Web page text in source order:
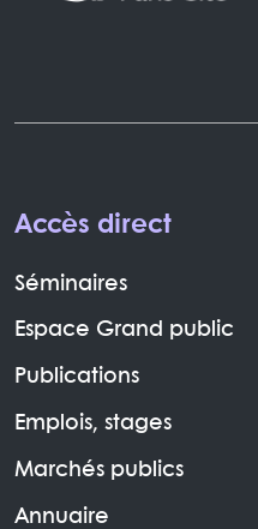
Accès direct
Séminaires
Espace Grand public
Publications
Emplois, stages
Marchés publics
Annuaire